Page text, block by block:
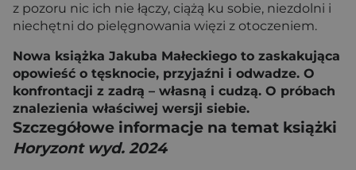
z pozoru nic ich nie łączy, ciążą ku sobie, niezdolni i
niechętni do pielęgnowania więzi z otoczeniem.
Nowa książka Jakuba Małeckiego to zaskakująca
opowieść o tęsknocie, przyjaźni i odwadze. O
konfrontacji z zadrą – własną i cudzą. O próbach
znalezienia właściwej wersji siebie.
Szczegółowe informacje na temat książki
Horyzont wyd. 2024